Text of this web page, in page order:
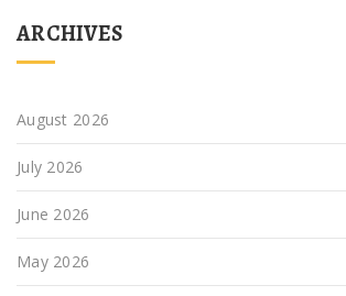
ARCHIVES
August 2026
July 2026
June 2026
May 2026